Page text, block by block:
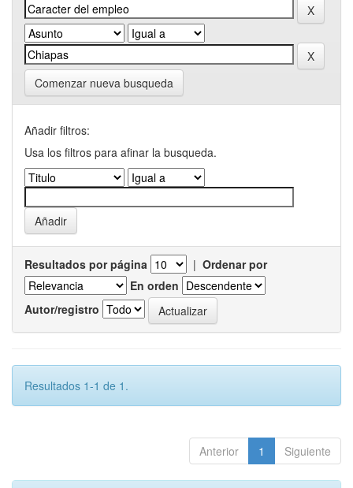
Comenzar nueva busqueda
Añadir filtros:
Usa los filtros para afinar la busqueda.
Resultados por página | Ordenar por
En orden
Autor/registro
Resultados 1-1 de 1.
Anterior 1 Siguiente